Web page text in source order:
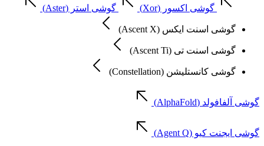
گوشی اکسور (Xor) گوشی استر (Aster)
گوشی اسنت ایکس (Ascent X)
گوشی اسنت تی (Ascent Ti)
گوشی کانستلیشن (Constellation)
گوشی آلفافولد (AlphaFold)
گوشی ایجنت کیو (Agent Q)